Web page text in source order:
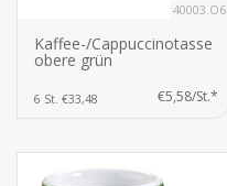
40003.O6
Kaffee-/Cappuccinotasse
obere grün
6 St. €33,48 €5,58/St.*